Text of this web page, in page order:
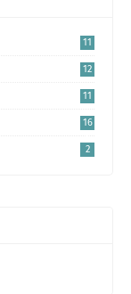
11
12
11
16
2